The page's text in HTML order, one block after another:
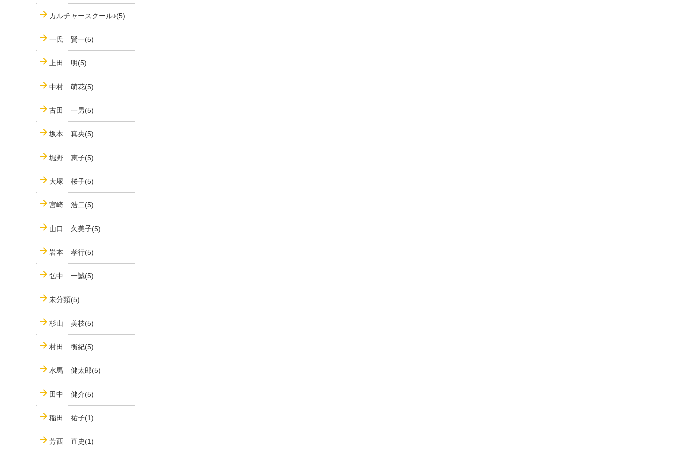
カルチャースクール♪(5)
一氏 賢一(5)
上田 明(5)
中村 萌花(5)
古田 一男(5)
坂本 真央(5)
堀野 恵子(5)
大塚 桜子(5)
宮崎 浩二(5)
山口 久美子(5)
岩本 孝行(5)
弘中 一誠(5)
未分類(5)
杉山 美枝(5)
村田 衡紀(5)
水馬 健太郎(5)
田中 健介(5)
稲田 祐子(1)
芳西 直史(1)